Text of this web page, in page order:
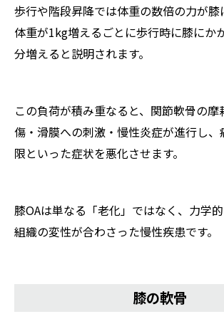
歩行や階段昇降では体重の数倍の力が膝
体重が1kg増えるごとに歩行時に膝にか
分増えると説明されます。
この負荷が積み重なると、関節軟骨の摩
傷・滑膜への刺激・慢性炎症が進行し、
限といった症状を悪化させます。
膝OAは単なる「老化」ではなく、力学
組織の変性が合わさった慢性疾患です。
膝の軟骨